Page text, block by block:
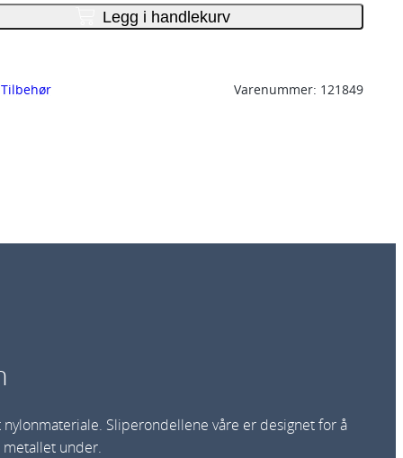
Legg i handlekurv
Tilbehør Varenummer: 121849
Sliperondellene våre er designet for å
metallet under.